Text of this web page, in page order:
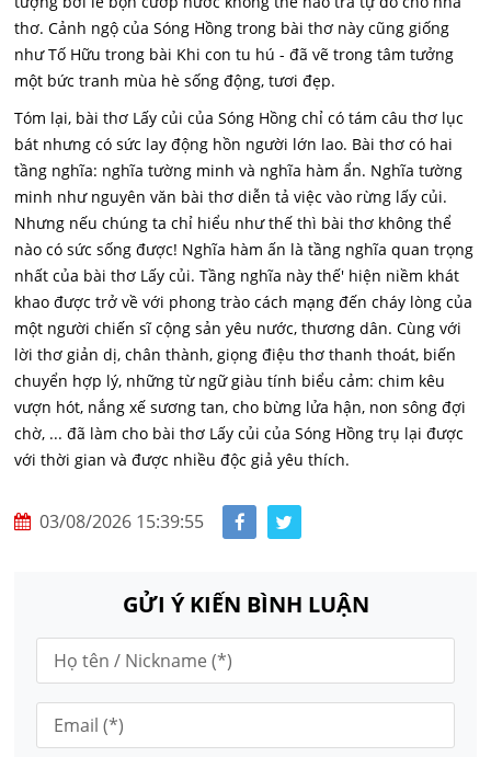
thơ. Cảnh ngộ của Sóng Hồng trong bài thơ này cũng giống
như Tố Hữu trong bài Khi con tu hú - đã vẽ trong tâm tưởng
một bức tranh mùa hè sống động, tươi đẹp.
Tóm lại, bài thơ Lấy củi của Sóng Hồng chỉ có tám câu thơ lục
bát nhưng có sức lay động hồn người lớn lao. Bài thơ có hai
tầng nghĩa: nghĩa tường minh và nghĩa hàm ẩn. Nghĩa tường
minh như nguyên văn bài thơ diễn tả việc vào rừng lấy củi.
Nhưng nếu chúng ta chỉ hiểu như thế thì bài thơ không thể
nào có sức sống được! Nghĩa hàm ấn là tầng nghĩa quan trọng
nhất của bài thơ Lấy củi. Tầng nghĩa này thế' hiện niềm khát
khao được trở về với phong trào cách mạng đến cháy lòng của
một người chiến sĩ cộng sản yêu nước, thương dân. Cùng với
lời thơ giản dị, chân thành, giọng điệu thơ thanh thoát, biến
chuyển hợp lý, những từ ngữ giàu tính biểu cảm: chim kêu
vượn hót, nắng xế sương tan, cho bừng lửa hận, non sông đợi
chờ, ... đã làm cho bài thơ Lấy củi của Sóng Hồng trụ lại được
với thời gian và được nhiều độc giả yêu thích.
03/08/2026 15:39:55
GỬI Ý KIẾN BÌNH LUẬN